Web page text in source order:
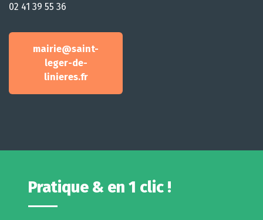
02 41 39 55 36
mairie@saint-
leger-de-
linieres.fr
Pratique & en 1 clic !